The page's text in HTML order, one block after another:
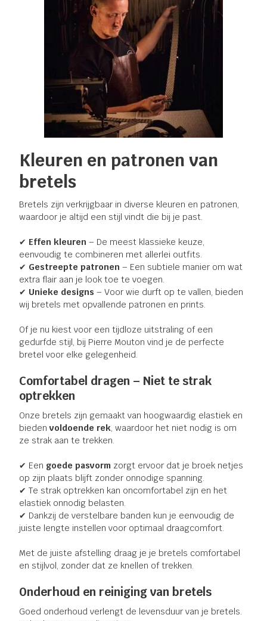
Kleuren en patronen van
bretels
Bretels zijn verkrijgbaar in diverse kleuren en patronen,
waardoor je altijd een stijl vindt die bij je past.
✔ Effen kleuren – De meest klassieke keuze,
eenvoudig te combineren met allerlei outfits.
✔ Gestreepte patronen – Een subtiele manier om wat
extra flair aan je look toe te voegen.
✔ Unieke designs – Voor wie durft op te vallen, bieden
wij bretels met opvallende patronen en prints.
Of je nu kiest voor een tijdloze uitstraling of een
gedurfde stijl, bij Pierre Mouton vind je de perfecte
bretel voor elke gelegenheid.
Comfortabel dragen – Niet te strak
optrekken
Onze bretels zijn gemaakt van hoogwaardig elastiek en
biedenvoldoende rek, waardoor het niet nodig is om
ze strak aan te trekken.
✔ Een goede pasvorm zorgt ervoor dat je broek netjes
op zijn plaats blijft zonder onnodige spanning.
✔ Te strak optrekken kan oncomfortabel zijn en het
elastiek onnodig belasten.
✔ Dankzij de verstelbare banden kun je eenvoudig de
juiste lengte instellen voor optimaal draagcomfort.
Met de juiste afstelling draag je je bretels comfortabel
en stijlvol, zonder dat ze knellen of trekken.
Onderhoud en reiniging van bretels
Goed onderhoud verlengt de levensduur van je bretels.